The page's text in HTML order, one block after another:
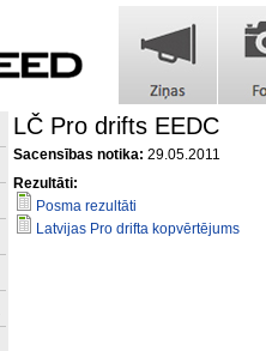
LČ Pro drifts EEDC
Sacensības notika: 29.05.2011
Rezultāti:
Posma rezultāti
Latvijas Pro drifta kopvērtējums